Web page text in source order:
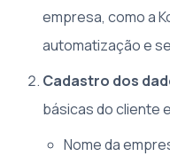
empresa, como a
automatização e
Cadastro dos
básicas do cliente
Nome da